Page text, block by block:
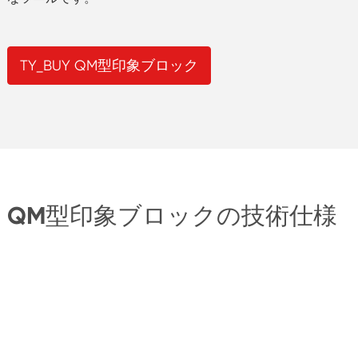
TY_BUY QM型印象ブロック
QM型印象ブロックの技術仕様